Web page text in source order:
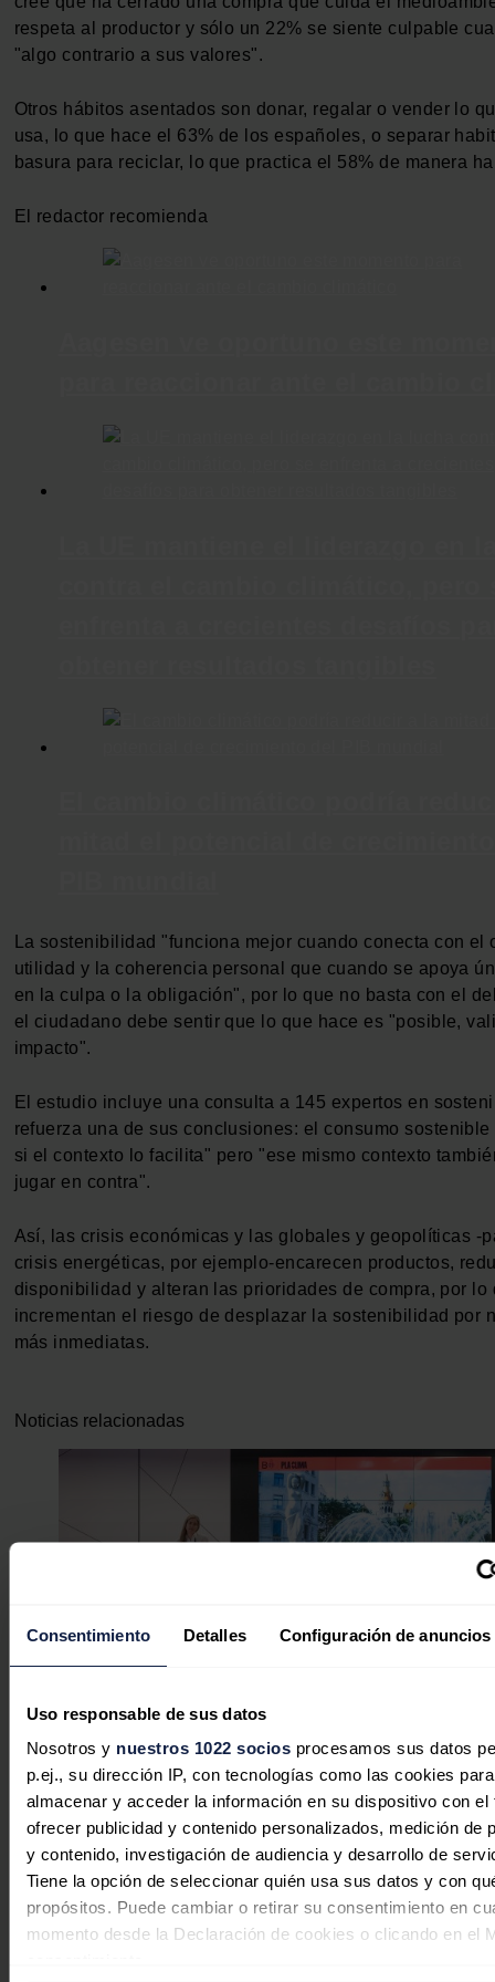
Consentimiento Detalles Configuración de anuncios
Uso responsable de sus datos
Nosotros y nuestros 1022 sociosprocesamos sus datos
p.ej., su dirección IP, con tecnologías como las cookies para
almacenar y acceder la información en su dispositivo con el
ofrecer publicidad y contenido personalizados, medición de
y contenido, investigación de audiencia y desarrollo de
Tiene la opción de seleccionar quién usa sus datos y con
propósitos. Puede cambiar o retirar su consentimiento en
momento desde la Declaración de cookies o clicando en el
respeta al productor y sólo un 22% se siente culpable
"algo contrario a sus valores".
Otros hábitos asentados son donar, regalar o vender lo
usa, lo que hace el 63% de los españoles, o separar
basura para reciclar, lo que practica el 58% de manera
El redactor recomienda
La sostenibilidad "funciona mejor cuando conecta con el
utilidad y la coherencia personal que cuando se apoya
en la culpa o la obligación", por lo que no basta con el
el ciudadano debe sentir que lo que hace es "posible,
impacto".
El estudio incluye una consulta a 145 expertos en
refuerza una de sus conclusiones: el consumo
si el contexto lo facilita" pero "ese mismo contexto
jugar en contra".
Así, las crisis económicas y las globales y geopolíticas -
crisis energéticas, por ejemplo-encarecen productos,
disponibilidad y alteran las prioridades de compra, por lo
incrementan el riesgo de desplazar la sostenibilidad por
más inmediatas.
Noticias relacionadas
Transición Ecológica lanza un
adaptación al cambio climático con
medidas
Redacción12/06/2026